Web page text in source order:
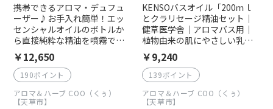
携帯できるアロマ・デュフュ
ーザー♪お手入れ簡単！エッ
センシャルオイルのボトルか
ら直接純粋な精油を噴霧でき
るディフューザー
￥12,650
190ポイント
アロマ＆ハーブ COO（くぅ）
【天草市】
KENSOバスオイル「200ｍｌ
とクラリセージ精油セット｜
健草医学舎｜アロマバス用｜
植物由来の肌にやさしい乳化
剤｜セロトニン活性をうなが
すアロマバス
￥9,240
139ポイント
アロマ＆ハーブ COO（くぅ）
【天草市】